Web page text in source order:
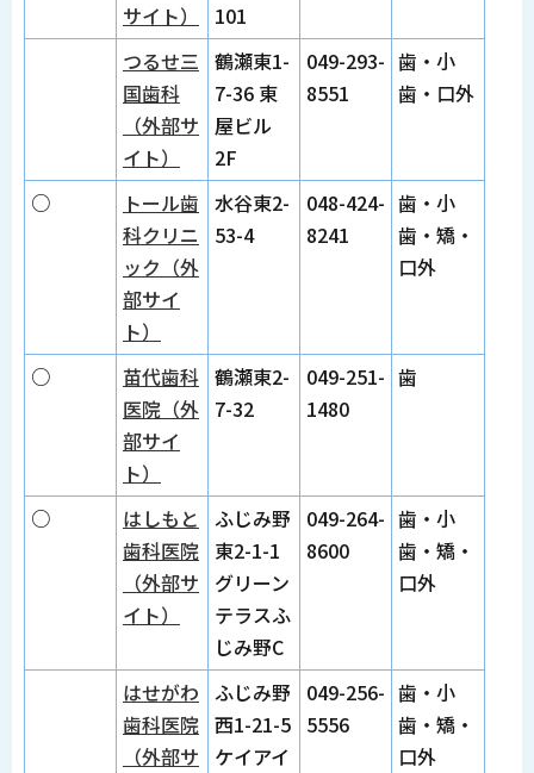
サイト）
101
つるせ三
国歯科
（外部サ
イト）
鶴瀬東1-
7-36 東
屋ビル
2F
049-293-
8551
歯・小
歯・口外
○
トール歯
科クリニ
ック（外
部サイ
ト）
水谷東2-
53-4
048-424-
8241
歯・小
歯・矯・
口外
○
苗代歯科
医院（外
部サイ
ト）
鶴瀬東2-
7-32
049-251-
1480
歯
○
はしもと
歯科医院
（外部サ
イト）
ふじみ野
東2-1-1
グリーン
テラスふ
じみ野C
049-264-
8600
歯・小
歯・矯・
口外
はせがわ
歯科医院
（外部サ
ふじみ野
西1-21-5
ケイアイ
049-256-
5556
歯・小
歯・矯・
口外